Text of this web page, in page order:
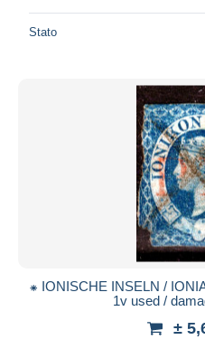
Stato
⁕ IONISCHE INSELN /
1v used /
±